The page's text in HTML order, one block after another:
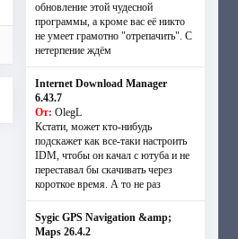
обновление этой чудесной
программы, а кроме вас её никто
не умеет грамотно "отрепачить". С
нетерпение ждём
Internet Download Manager
6.43.7
От: OlegL
Кстати, может кто-нибудь
подскажет как все-таки настроить
IDM, чтобы он качал с ютуба и не
переставал бы скачивать через
короткое время. А то не раз
Sygic GPS Navigation &amp;
Maps 26.4.2